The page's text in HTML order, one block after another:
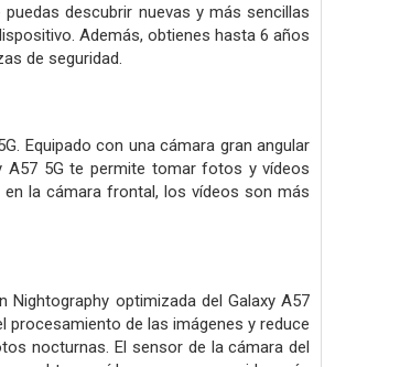
descubrir nuevas y más sencillas
Además, obtienes hasta 6 años
de seguridad.
Equipado con una cámara gran angular
A57 5G te permite tomar fotos y vídeos
la cámara frontal, los vídeos son más
optimizada del Galaxy A57
procesamiento de las imágenes y reduce
nocturnas. El sensor de la cámara del